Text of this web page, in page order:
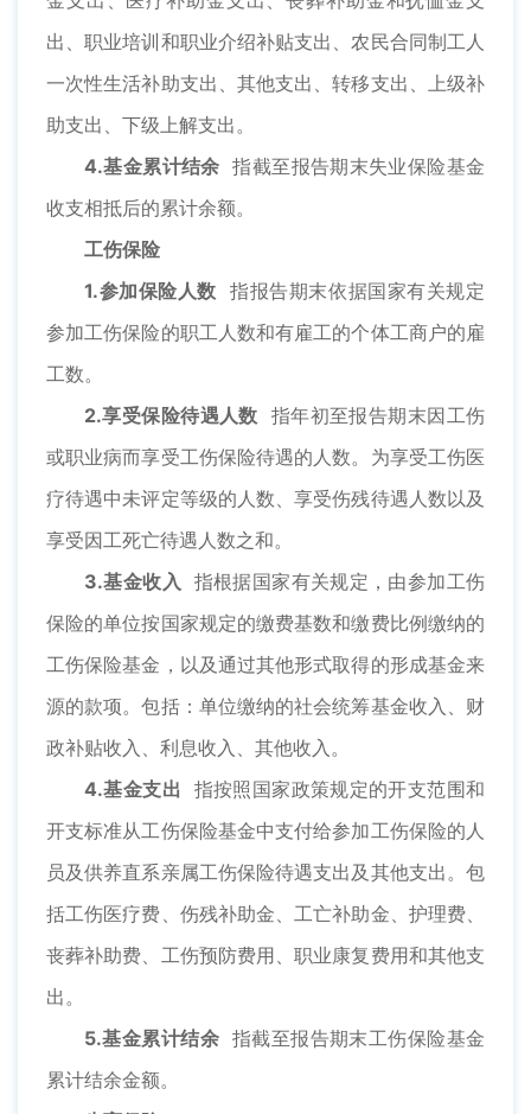
出、职业培训和职业介绍补贴支出、农民合同制工人
一次性生活补助支出、其他支出、转移支出、上级补
助支出、下级上解支出。
4.基金累计结余 指截至报告期末失业保险基金
收支相抵后的累计余额。
工伤保险
1.参加保险人数 指报告期末依据国家有关规定
参加工伤保险的职工人数和有雇工的个体工商户的雇
工数。
2.享受保险待遇人数 指年初至报告期末因工伤
或职业病而享受工伤保险待遇的人数。为享受工伤医
疗待遇中未评定等级的人数、享受伤残待遇人数以及
享受因工死亡待遇人数之和。
3.基金收入 指根据国家有关规定，由参加工伤
保险的单位按国家规定的缴费基数和缴费比例缴纳的
工伤保险基金，以及通过其他形式取得的形成基金来
源的款项。包括：单位缴纳的社会统筹基金收入、财
政补贴收入、利息收入、其他收入。
4.基金支出 指按照国家政策规定的开支范围和
开支标准从工伤保险基金中支付给参加工伤保险的人
员及供养直系亲属工伤保险待遇支出及其他支出。包
括工伤医疗费、伤残补助金、工亡补助金、护理费、
丧葬补助费、工伤预防费用、职业康复费用和其他支
出。
5.基金累计结余 指截至报告期末工伤保险基金
累计结余金额。